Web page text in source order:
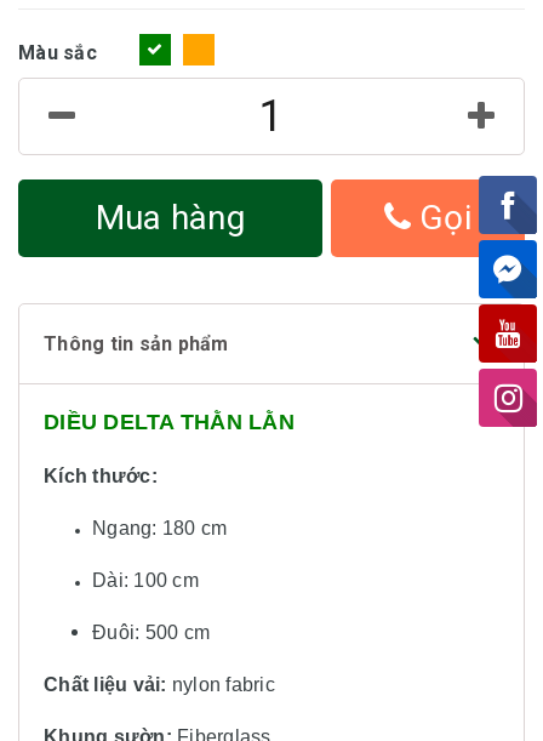
Màu sắc
Mua hàng Gọi
Thông tin sản phẩm
DIỀU DELTA THẰN LẰN
Kích thước:
Ngang: 180 cm
Dài: 100 cm
Đuôi: 500 cm
Chất liệu vải: nylon fabric
Khung sườn: Fiberglass